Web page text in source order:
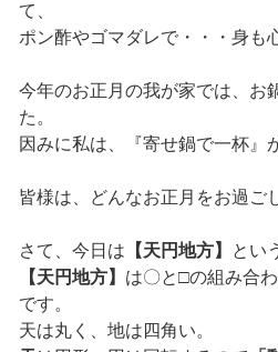
て、
ポン酢やゴマダレで・・・身も
今年のお正月の我が家では、お
た。
因みに私は、『寄せ鍋で一杯』
皆様は、どんなお正月をお過ご
さて、今日は 【天円地方】
とい
【天円地方】 は〇と□の組み合
です。
天は丸く、地は四角い。